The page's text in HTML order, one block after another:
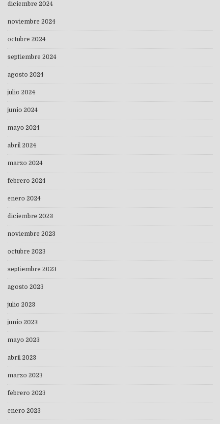
diciembre 2024
noviembre 2024
octubre 2024
septiembre 2024
agosto 2024
julio 2024
junio 2024
mayo 2024
abril 2024
marzo 2024
febrero 2024
enero 2024
diciembre 2023
noviembre 2023
octubre 2023
septiembre 2023
agosto 2023
julio 2023
junio 2023
mayo 2023
abril 2023
marzo 2023
febrero 2023
enero 2023